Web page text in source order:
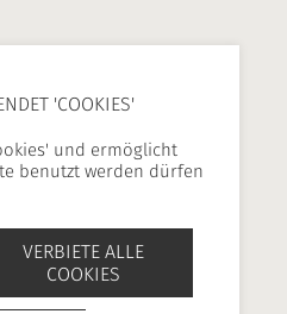
'COOKIES'
und ermöglicht
benutzt werden dürfen
VERBIETE ALLE
COOKIES